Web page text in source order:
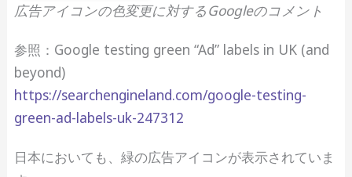
広告アイコンの色変更に対するGoogleのコメント
参照：Google testing green “Ad” labels in UK (and
beyond)
https://searchengineland.com/google-testing-
green-ad-labels-uk-247312
日本においても、緑の広告アイコンが表示されていま